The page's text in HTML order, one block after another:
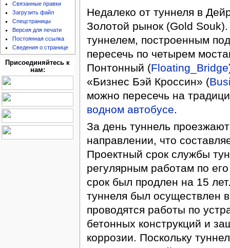
Недалеко от туннеля в
Золотой рынок (Gold
туннелем, построенным
пересечь по четырем
Понтонный (Floating_Bridge
«Бизнес Бэй Кроссин» (
можно пересечь на
водном автобусе.
За день туннель
направлении, что
Проектный срок службы
регулярным работам по
срок был продлен на 15
туннеля был осуществлен
проводятся работы по
бетонных конструкций и
коррозии. Поскольку
Связанные правки
Загрузить файл
Спецстраницы
Версия для печати
Постоянная ссылка
Сведения о странице
Присоединяйтесь к
нам: